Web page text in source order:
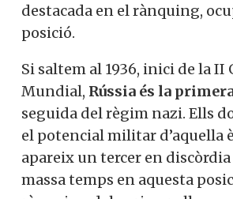
destacada en el rànquing,
posició.
Si saltem al 1936, inici de la II
Mundial, Rússia és la
seguida del règim nazi. Ells
el potencial militar d’aquella
apareix un tercer en
massa temps en aquesta